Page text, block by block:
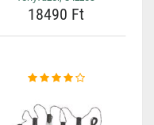
18490 Ft